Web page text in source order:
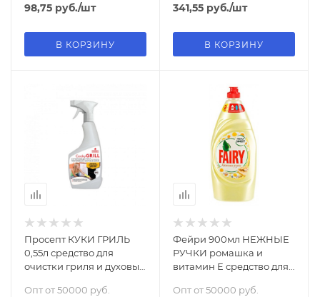
98,75 руб./шт
В КОРЗИНУ
341,55 руб./шт
В КОРЗИНУ
Просепт КУКИ ГРИЛЬ
0,55л средство для
очистки гриля и духовых
Опт от 50000 руб.
Фейри 900мл НЕЖНЫЕ
РУЧКИ ромашка и
витамин Е средство для
Опт от 50000 руб.